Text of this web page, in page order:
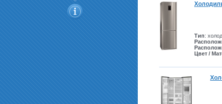
Тип:
Цвет /